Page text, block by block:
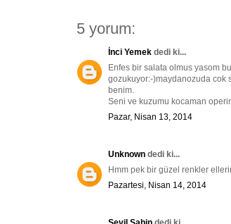
5 yorum:
İnci Yemek dedi ki...
Enfes bir salata olmus yasom
gozukuyor:-)maydanozuda cok
benim.
Seni ve kuzumu kocaman
Pazar, Nisan 13, 2014
Unknown dedi ki...
Hmm pek bir güzel renkler
Pazartesi, Nisan 14, 2014